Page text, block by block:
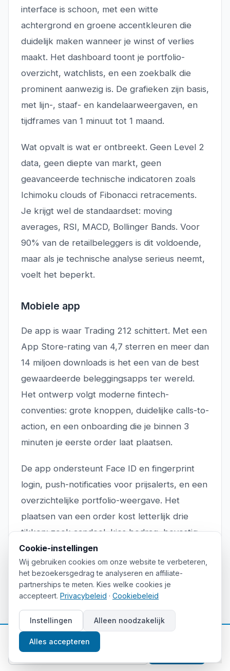
interface is schoon, met een witte
achtergrond en groene accentkleuren die
duidelijk maken wanneer je winst of verlies
maakt. Het dashboard toont je portfolio-
overzicht, watchlists, en een zoekbalk die
prominent aanwezig is. De grafieken zijn basis,
met lijn-, staaf- en kandelaarweergaven, en
tijdframes van 1 minuut tot 1 maand.
Wat opvalt is wat er ontbreekt. Geen Level 2
data, geen diepte van markt, geen
geavanceerde technische indicatoren zoals
Ichimoku clouds of Fibonacci retracements.
Je krijgt wel de standaardset: moving
averages, RSI, MACD, Bollinger Bands. Voor
90% van de retailbeleggers is dit voldoende,
maar als je technische analyse serieus neemt,
voelt het beperkt.
Mobiele app
De app is waar Trading 212 schittert. Met een
App Store-rating van 4,7 sterren en meer dan
14 miljoen downloads is het een van de best
gewaardeerde beleggingsapps ter wereld.
Het ontwerp volgt moderne fintech-
conventies: grote knoppen, duidelijke calls-to-
action, en een onboarding die je binnen 3
minuten je eerste order laat plaatsen.
De app ondersteunt Face ID en fingerprint
login, push-notificaties voor prijsalerts, en een
overzichtelijke portfolio-weergave. Het
plaatsen van een order kost letterlijk drie
tikken: zoek aandeel, kies bedrag, bevestig.
De fractional share functionaliteit werkt
naadloos. Je koopt geen 2 aandelen Apple
voor €370, maar gewoon €50 aan Apple, wat
0,135 aandeel vertegenwoordigt.
Ordertypen
Marktorder: directe uitvoering tegen huidige
prijs
Cookie-instellingen
Wij gebruiken cookies om onze website te verbeteren,
het bezoekersgedrag te analyseren en affiliate-
partnerships te meten. Kies welke cookies je
accepteert. Privacybeleid · Cookiebeleid
Instellingen Alleen noodzakelijk
Alles accepteren
📈 Gratis beleggingstips